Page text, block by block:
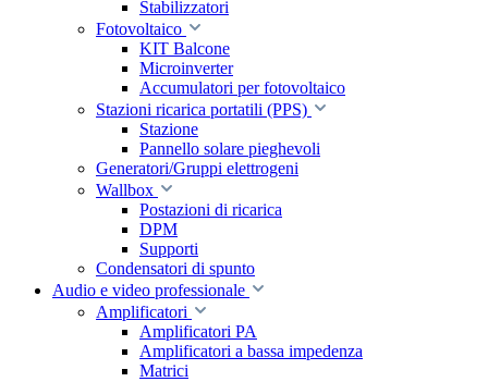
Stabilizzatori
Fotovoltaico
KIT Balcone
Microinverter
Accumulatori per fotovoltaico
Stazioni ricarica portatili (PPS)
Stazione
Pannello solare pieghevoli
Generatori/Gruppi elettrogeni
Wallbox
Postazioni di ricarica
DPM
Supporti
Condensatori di spunto
Audio e video professionale
Amplificatori
Amplificatori PA
Amplificatori a bassa impedenza
Matrici